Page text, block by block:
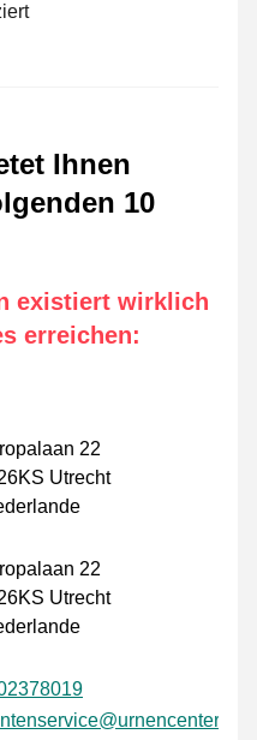
Ihnen
10
existiert wirklich
erreichen:
22
Utrecht
22
Utrecht